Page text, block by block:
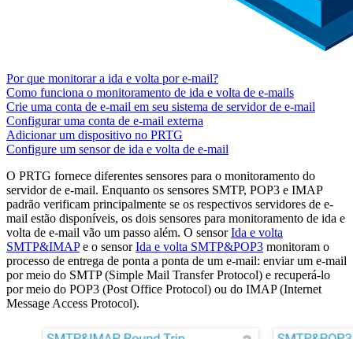
Por que monitorar a ida e volta por e-mail?
Como funciona o monitoramento de ida e volta de e-mails
Crie uma conta de e-mail em seu sistema de servidor de e-mail
Configurar uma conta de e-mail externa
Adicionar um dispositivo no PRTG
Configure um sensor de ida e volta de e-mail
O PRTG fornece diferentes sensores para o monitoramento do
servidor de e-mail. Enquanto os sensores SMTP, POP3 e IMAP
padrão verificam principalmente se os respectivos servidores de e-
mail estão disponíveis, os dois sensores para monitoramento de ida e
volta de e-mail vão um passo além. O sensorIda e volta
SMTP&IMAPe o sensorIda e volta SMTP&POP3 monitoram o
processo de entrega de ponta a ponta de um e-mail: enviar um e-mail
por meio do SMTP (Simple Mail Transfer Protocol) e recuperá-lo
por meio do POP3 (Post Office Protocol) ou do IMAP (Internet
Message Access Protocol).